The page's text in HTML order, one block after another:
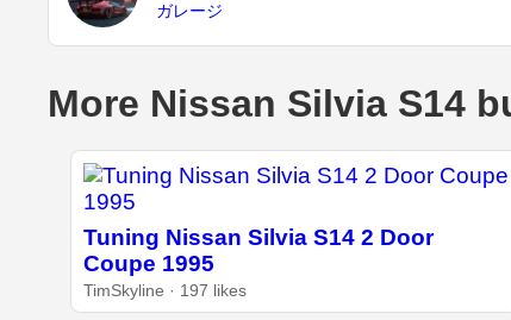
ガレージ
More Nissan Silvia S14
Tuning Nissan Silvia S14 2 Door
Coupe 1995
TimSkyline · 197 likes